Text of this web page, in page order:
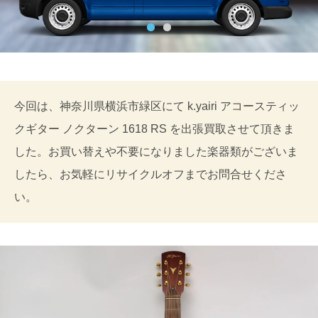
今回は、神奈川県横浜市緑区にて k.yairi アコースティッ
クギター ノクターン 1618 RS を出張買取させて頂きま
した。お買い替えや不要になりました楽器類がございま
したら、お気軽にリサイクルオフまでお問合せくださ
い。